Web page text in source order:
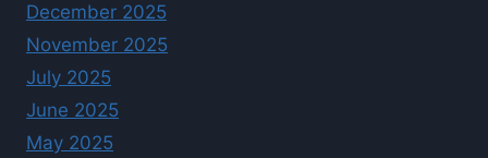
December 2025
November 2025
July 2025
June 2025
May 2025